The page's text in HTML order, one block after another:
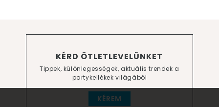
KÉRD ÖTLETLEVELÜNKET
Tippek, különlegességek, aktuális trendek a
partykellékek világából
KÉREM